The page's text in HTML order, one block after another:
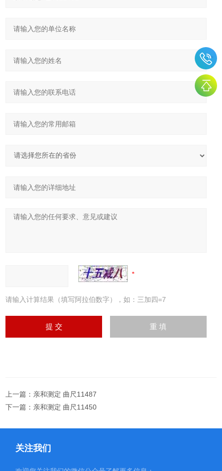
请输入计算结果（填写阿拉伯数字），如：三加四=7
上一篇： 亲和测定 曲尺11487
下一篇： 亲和测定 曲尺11450
关注我们